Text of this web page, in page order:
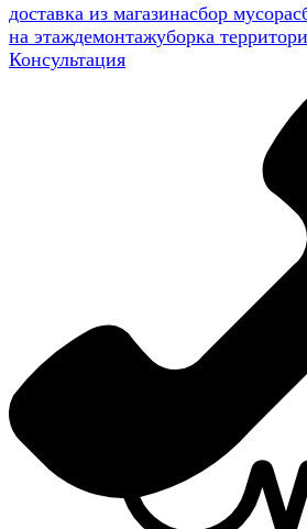
доставка из магазинасбор мусора
на этаждемонтажуборка
Консультация